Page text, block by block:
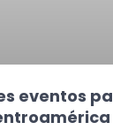
eventos